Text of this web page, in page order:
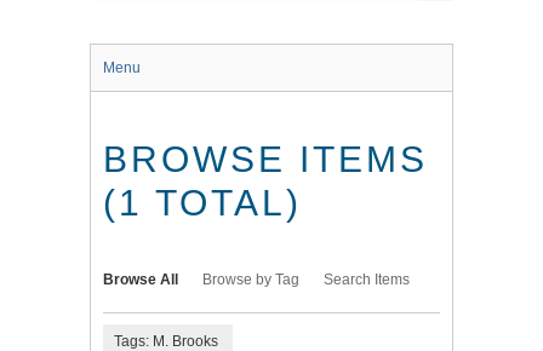
Menu
BROWSE ITEMS
(1 TOTAL)
Browse All Browse by Tag Search Items
Tags: M. Brooks